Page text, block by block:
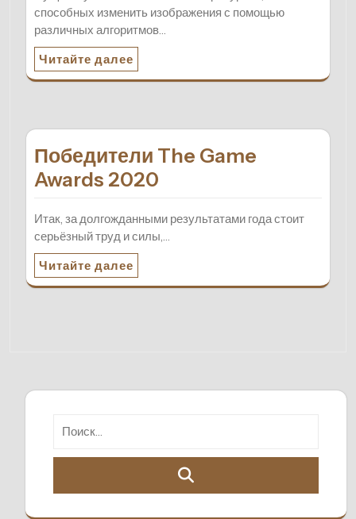
способных изменить изображения с помощью
различных алгоритмов…
Читайте далее
Победители The Game
Awards 2020
Итак, за долгожданными результатами года стоит
серьёзный труд и силы,…
Читайте далее